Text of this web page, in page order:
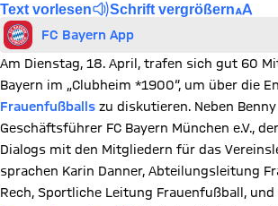
Text vorlesen Schrift vergrößern
FC Bayern App
Am Dienstag, 18. April, trafen sich gut 60
Bayern im „Clubheim *1900“, um über die
Frauenfußballs zu diskutieren. Neben
Geschäftsführer FC Bayern München e.V.,
Dialogs mit den Mitgliedern für das
sprachen Karin Danner, Abteilungsleitung
Rech, Sportliche Leitung Frauenfußball, und